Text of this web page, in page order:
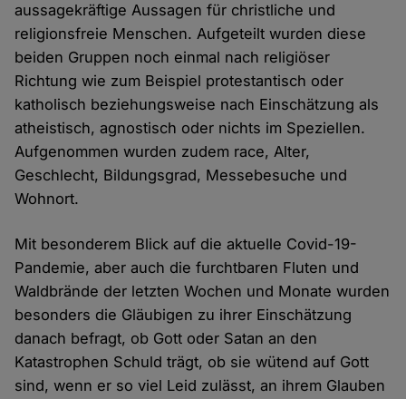
aussagekräftige Aussagen für christliche und
religionsfreie Menschen. Aufgeteilt wurden diese
beiden Gruppen noch einmal nach religiöser
Richtung wie zum Beispiel protestantisch oder
katholisch beziehungsweise nach Einschätzung als
atheistisch, agnostisch oder nichts im Speziellen.
Aufgenommen wurden zudem race, Alter,
Geschlecht, Bildungsgrad, Messebesuche und
Wohnort.
Mit besonderem Blick auf die aktuelle Covid-19-
Pandemie, aber auch die furchtbaren Fluten und
Waldbrände der letzten Wochen und Monate wurden
besonders die Gläubigen zu ihrer Einschätzung
danach befragt, ob Gott oder Satan an den
Katastrophen Schuld trägt, ob sie wütend auf Gott
sind, wenn er so viel Leid zulässt, an ihrem Glauben